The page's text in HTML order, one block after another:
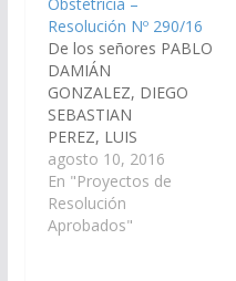
Resolución Nº 290/16
De los señores PABLO
DAMIÁN
GONZALEZ, DIEGO
SEBASTIAN
PEREZ, LUIS
FRANCISCO
D’ANDREA, ANA AIDA
GUERRA y CASTULO
YANQUE,
agosto 10, 2016
En "Proyectos de
Resolución
Aprobados"